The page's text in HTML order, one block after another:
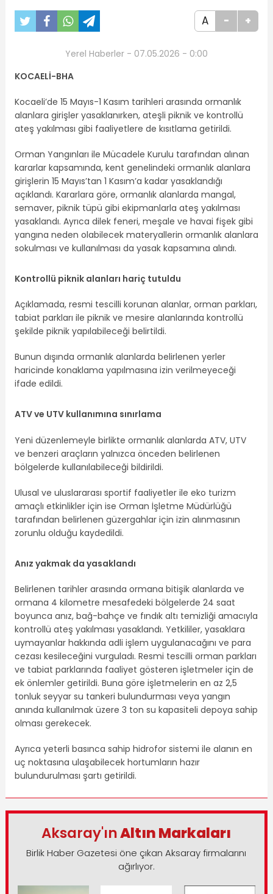
A - +
Yerel Haberler - 07.05.2026 - 0:00
KOCAELİ-BHA
Kocaeli’de 15 Mayıs-1 Kasım tarihleri arasında ormanlık
alanlara girişler yasaklanırken, ateşli piknik ve kontrollü
ateş yakılması gibi faaliyetlere de kısıtlama getirildi.
Orman Yangınları ile Mücadele Kurulu tarafından alınan
kararlar kapsamında, kent genelindeki ormanlık alanlara
girişlerin 15 Mayıs’tan 1 Kasım’a kadar yasaklandığı
açıklandı. Kararlara göre, ormanlık alanlarda mangal,
semaver, piknik tüpü gibi ekipmanlarla ateş yakılması
yasaklandı. Ayrıca dilek feneri, meşale ve havai fişek gibi
yangına neden olabilecek materyallerin ormanlık alanlara
sokulması ve kullanılması da yasak kapsamına alındı.
Kontrollü piknik alanları hariç tutuldu
Açıklamada, resmi tescilli korunan alanlar, orman parkları,
tabiat parkları ile piknik ve mesire alanlarında kontrollü
şekilde piknik yapılabileceği belirtildi.
Bunun dışında ormanlık alanlarda belirlenen yerler
haricinde konaklama yapılmasına izin verilmeyeceği
ifade edildi.
ATV ve UTV kullanımına sınırlama
Yeni düzenlemeyle birlikte ormanlık alanlarda ATV, UTV
ve benzeri araçların yalnızca önceden belirlenen
bölgelerde kullanılabileceği bildirildi.
Ulusal ve uluslararası sportif faaliyetler ile eko turizm
amaçlı etkinlikler için ise Orman İşletme Müdürlüğü
tarafından belirlenen güzergahlar için izin alınmasının
zorunlu olduğu kaydedildi.
Anız yakmak da yasaklandı
Belirlenen tarihler arasında ormana bitişik alanlarda ve
ormana 4 kilometre mesafedeki bölgelerde 24 saat
boyunca anız, bağ-bahçe ve fındık altı temizliği amacıyla
kontrollü ateş yakılması yasaklandı. Yetkililer, yasaklara
uymayanlar hakkında adli işlem uygulanacağını ve para
cezası kesileceğini vurguladı. Resmi tescilli orman parkları
ve tabiat parklarında faaliyet gösteren işletmeler için de
ek önlemler getirildi. Buna göre işletmelerin en az 2,5
tonluk seyyar su tankeri bulundurması veya yangın
anında kullanılmak üzere 3 ton su kapasiteli depoya sahip
olması gerekecek.
Ayrıca yeterli basınca sahip hidrofor sistemi ile alanın en
uç noktasına ulaşabilecek hortumların hazır
bulundurulması şartı getirildi.
Aksaray'ınAltın Markaları
Birlik Haber Gazetesi öne çıkan Aksaray firmalarını
ağırlıyor.